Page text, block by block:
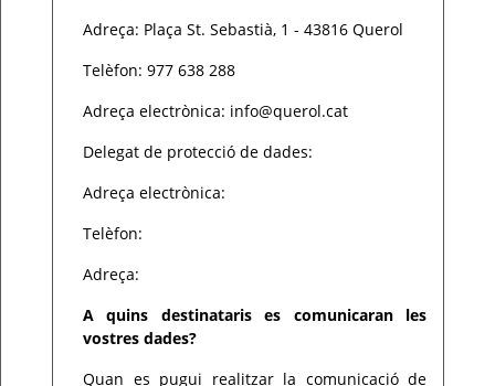
Adreça: Plaça St. Sebastià, 1 - 43816 Querol
Telèfon: 977 638 288
Adreça electrònica: info@querol.cat
Delegat de protecció de dades:
Adreça electrònica:
Telèfon:
Adreça:
A quins destinataris es comunicaran les
vostres dades?
Quan es pugui realitzar la comunicació de